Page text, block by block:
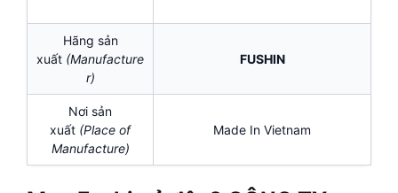
Hãng sản
xuất (Manufacture
r)
FUSHIN
Nơi sản
xuất (Place of
Manufacture)
Made In Vietnam